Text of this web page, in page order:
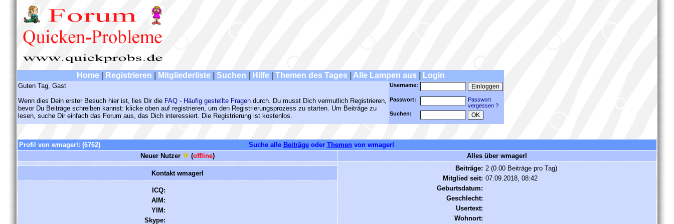
Home Registrieren Mitgliederliste Suchen Hilfe Themen des Tages Alle Lampen aus Login
Guten Tag, Gast
Wenn dies Dein erster Besuch hier ist, lies Dir die FAQ - Häufig gestellte Fragen durch. Du musst Dich vermutlich Registrieren,
bevor Du Beiträge schreiben kannst: klicke oben auf registrieren, um den Registrierungsprozess zu starten. Um Beiträge zu
lesen, suche Dir einfach das Forum aus, das Dich interessiert. Die Registrierung ist kostenlos.
Username:
Passwort:
Passwort
vergessen ?
Suchen:
Profil von wmagerl: (6762) Suche alle Beiträgeoder Themen von wmagerl
Neuer Nutzer
(offline)
Alles über wmagerl
Beiträge: 2 (0.00 Beiträge pro Tag)
Mitglied seit: 07.09.2018, 08:42
Geburtsdatum:
Geschlecht:
Usertext:
Wohnort:
Kontakt wmagerl
ICQ:
AIM:
YIM:
Skype: